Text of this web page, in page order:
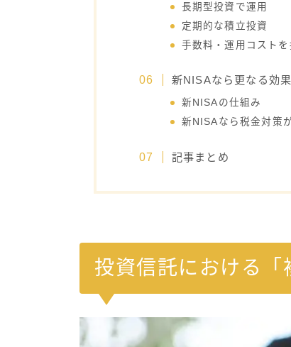
長期型投資で運用
定期的な積立投資
手数料・運用コストを
新NISAなら更なる効
新NISAの仕組み
新NISAなら税金対策
記事まとめ
投資信託における「